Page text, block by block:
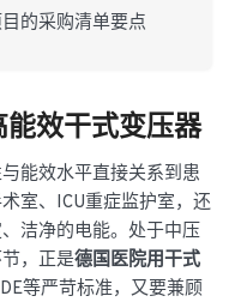
的采购清单要点
效干式变压器
能效水平直接关系到患
室、ICU重症监护室，还
洁净的电能。处于中压
，正是德国医院用干式
等严苛标准，又要兼顾